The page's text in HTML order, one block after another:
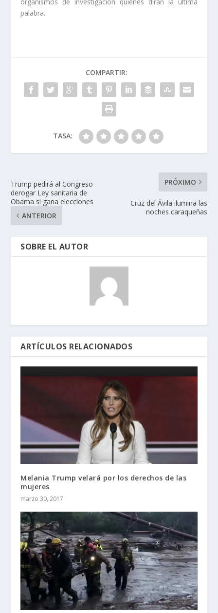
palabra.
COMPARTIR:
TASA:
Trump pedirá al Congreso
derogar Ley sanitaria de
Obama si gana elecciones
ANTERIOR
PRÓXIMO
Cruz del Ávila ilumina las
noches caraqueñas
SOBRE EL AUTOR
ARTÍCULOS RELACIONADOS
Melania Trump velará por los derechos de las
mujeres
marzo 30, 2017